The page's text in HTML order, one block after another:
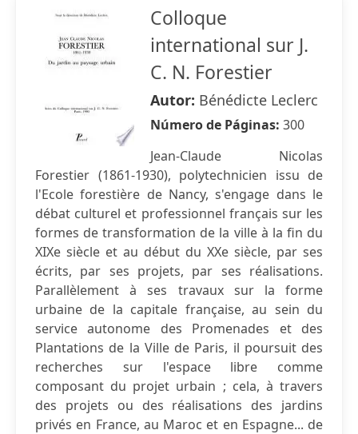
Colloque
international sur J.
C. N. Forestier
Autor: Bénédicte Leclerc
Número de Páginas: 300
Jean-Claude Nicolas
Forestier (1861-1930), polytechnicien issu de
l'Ecole forestière de Nancy, s'engage dans le
débat culturel et professionnel français sur les
formes de transformation de la ville à la fin du
XIXe siècle et au début du XXe siècle, par ses
écrits, par ses projets, par ses réalisations.
Parallèlement à ses travaux sur la forme
urbaine de la capitale française, au sein du
service autonome des Promenades et des
Plantations de la Ville de Paris, il poursuit des
recherches sur l'espace libre comme
composant du projet urbain ; cela, à travers
des projets ou des réalisations des jardins
privés en France, au Maroc et en Espagne... de